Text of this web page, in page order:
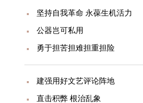
坚持自我革命 永葆生机活力
公器岂可私用
勇于担苦担难担重担险
建强用好文艺评论阵地
直击积弊 根治乱象